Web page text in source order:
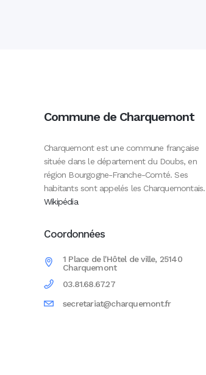
Commune de Charquemont
Charquemont est une commune française
située dans le département du Doubs, en
région Bourgogne-Franche-Comté. Ses
habitants sont appelés les Charquemontais.
Wikipédia
Coordonnées
1 Place de l'Hôtel de ville, 25140
Charquemont
03.81.68.67.27
secretariat@charquemont.fr